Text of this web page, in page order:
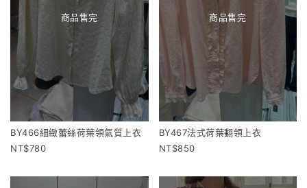
商品售完
BY466細緻蕾絲荷葉領氣質上衣
780
商品售完
BY467法式荷葉翻領上衣
850